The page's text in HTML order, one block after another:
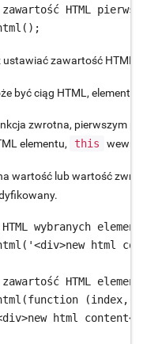
HTML
ustawiać zawartość HTML
być ciąg HTML, element
zwrotna, pierwszym
elementu,
this
wartość lub wartość
wybranych
html
HTML
(index,
html